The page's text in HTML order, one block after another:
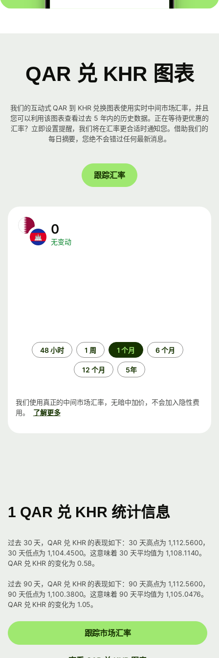
QAR 兑 KHR 图表
我们的互动式 QAR 到 KHR 兑换图表使用实时中间市场汇率，并且
您可以利用该图表查看过去 5 年内的历史数据。正在等待更优惠的
汇率？立即设置提醒，我们将在汇率更合适时通知您。借助我们的
每日摘要，您绝不会错过任何最新消息。
跟踪汇率
0
无变动
48 小时 1 周 1 个月 6 个月
12 个月 5年
我们使用真正的中间市场汇率，无暗中加价，不会加入隐性费
用。
了解更多
1 QAR 兑 KHR 统计信息
过去 30 天，QAR 兑 KHR 的表现如下：30 天高点为 1,112.5600，
30 天低点为 1,104.4500。这意味着 30 天平均值为 1,108.1140。
QAR 兑 KHR 的变化为 0.58。
过去 90 天，QAR 兑 KHR 的表现如下：90 天高点为 1,112.5600，
90 天低点为 1,100.3800。这意味着 90 天平均值为 1,105.0476。
QAR 兑 KHR 的变化为 1.05。
跟踪市场汇率